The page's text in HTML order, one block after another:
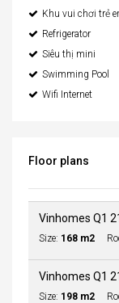
Khu vui chơi trẻ
Refrigerator
Siêu thị mini
Swimming Pool
Wifi Internet
Floor plans
Vinhomes Q1
Size: 168 m2
Vinhomes Q1
Size: 198 m2